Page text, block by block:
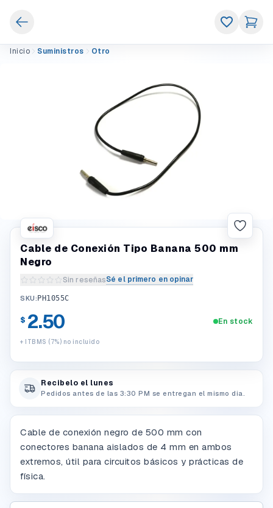
Inicio Suministros Otro
Cable de Conexión Tipo Banana 500 mm
Negro
Sin reseñasSé el primero en opinar
Escribir una reseña del producto
SKU: PH1055C
$ 2.50
+ ITBMS (7%) no incluido
En stock
Recibelo el lunes
Pedidos antes de las 3:30 PM se entregan el mismo dia.
Cable de conexión negro de 500 mm con
conectores banana aislados de 4 mm en ambos
extremos, útil para circuitos básicos y prácticas de
física.